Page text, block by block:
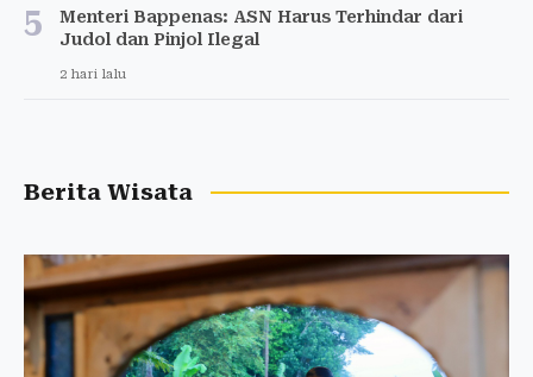
5
Menteri Bappenas: ASN Harus Terhindar dari
Judol dan Pinjol Ilegal
2 hari lalu
Berita Wisata